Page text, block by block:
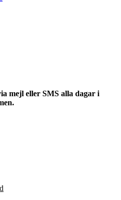
mejl eller SMS alla dagar i